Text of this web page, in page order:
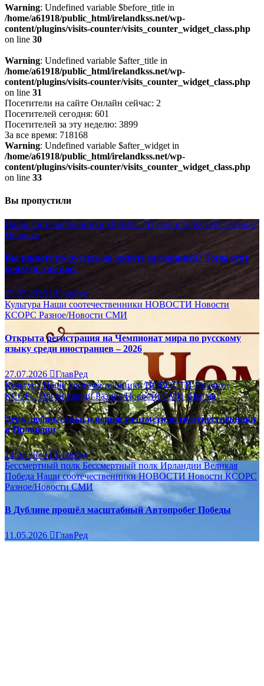
Warning: Undefined variable $before_title in
/home/a61918/public_html/irelandkss.net/wp-
content/plugins/visits-counter/visits_counter_widget_class.php
on line 30
Warning: Undefined variable $after_title in
/home/a61918/public_html/irelandkss.net/wp-
content/plugins/visits-counter/visits_counter_widget_class.php
on line 31
Посетители на сайте Онлайн сейчас: 2
Посетителей сегодня: 601
Посетителей за эту неделю: 3899
За все время: 718168
Warning: Undefined variable $after_widget in
/home/a61918/public_html/irelandkss.net/wp-
content/plugins/visits-counter/visits_counter_widget_class.php
on line 33
Вы пропустили
Наши соотечественники НОВОСТИ Новости КСОРС Разное/
Новости
Вы пишете по-русски, но живёте за границей? Тогда этот
конкурс для вас!
27.07.2026
ГлавРед
Культура Наши соотечественники НОВОСТИ Новости
КСОРС Разное/Новости СМИ
Открыта регистрация на Чемпионат мира по русскому
языку среди иностранцев – 2026
27.07.2026
ГлавРед
КультураНаши соотечественникиНОВОСТИНовости
КСОРСОрганизацииРазное/НовостиСМИШколы
День любви, семьи и верности отметили соотечественники
в Ирландии
14.07.2026 ГлавРед
Бессмертный полк Бессмертный полк ИрландииВеликая
Победа Наши соотечественникиНОВОСТИНовости КСОРС
Разное/НовостиСМИ
В Дублине прошёл масштабный Автопробег Победы
11.05.2026 ГлавРед